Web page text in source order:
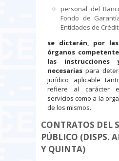
personal del
Fondo de
Entidades de
se dictarán, por
órganos
las instrucciones
necesarias para
jurídico aplicable
refiere al carácter
servicios como a la
de los mismos.
CONTRATOS DEL
PÚBLICO (DISPS.
Y QUINTA)